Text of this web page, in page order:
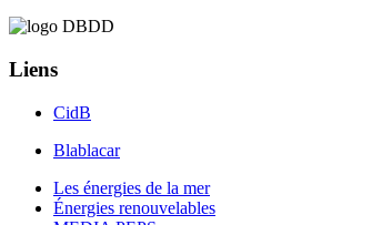
Liens
CidB
Blablacar
Les énergies de la mer
Énergies renouvelables